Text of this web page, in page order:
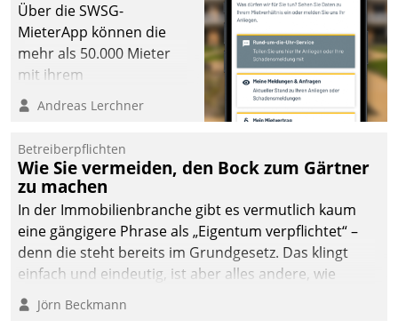
Über die SWSG-
MieterApp können die
mehr als 50.000 Mieter
mit ihrem
Wohnungsunternehmen
kommunizieren, auf dem
einsehen und ändern
oder
Schadensmeldungen
abgeben – rund um die
Uhr.
Andreas Lerchner
Betreiberpflichten
Wie Sie vermeiden, den Bock zum Gärtner
zu machen
In der Immobilienbranche gibt es vermutlich kaum
eine gängigere Phrase als „Eigentum verpflichtet“ –
denn die steht bereits im Grundgesetz. Das klingt
einfach und eindeutig, ist aber alles andere, wie
Branchenbeschäftigte wissen. Denn mit der
Verantwortung folgen Verpflichtungen.
Jörn Beckmann